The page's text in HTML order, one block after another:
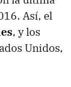
Así, el
, y los
Unidos,